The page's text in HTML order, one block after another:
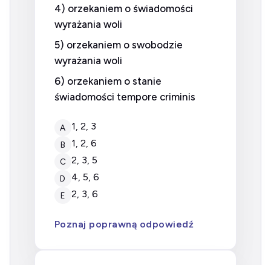
4) orzekaniem o świadomości
wyrażania woli
5) orzekaniem o swobodzie
wyrażania woli
6) orzekaniem o stanie
świadomości tempore criminis
A 1, 2, 3
B 1, 2, 6
C 2, 3, 5
D 4, 5, 6
E 2, 3, 6
Poznaj poprawną odpowiedź